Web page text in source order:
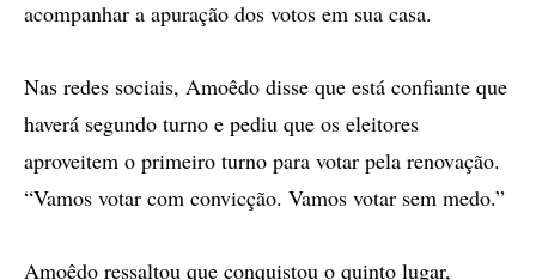
acompanhar a apuração dos votos em sua casa.
Nas redes sociais, Amoêdo disse que está confiante que
haverá segundo turno e pediu que os eleitores
aproveitem o primeiro turno para votar pela renovação.
“Vamos votar com convicção. Vamos votar sem medo.”
Amoêdo ressaltou que conquistou o quinto lugar,